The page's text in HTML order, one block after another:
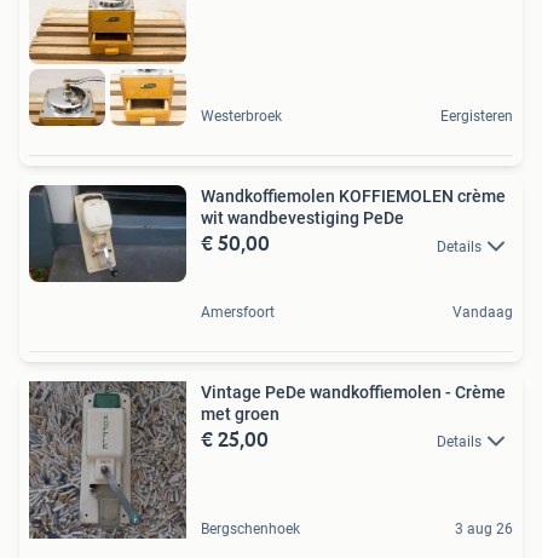
Westerbroek Eergisteren
Wandkoffiemolen KOFFIEMOLEN crème
wit wandbevestiging PeDe
€ 50,00 Details
Amersfoort Vandaag
Vintage PeDe wandkoffiemolen - Crème
met groen
€ 25,00 Details
Bergschenhoek 3 aug 26